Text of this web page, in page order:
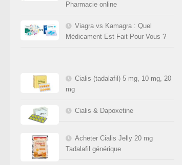
Pharmacie online
Viagra vs Kamagra : Quel
Médicament Est Fait Pour Vous ?
Cialis (tadalafil) 5 mg, 10 mg, 20
mg
Cialis & Dapoxetine
Acheter Cialis Jelly 20 mg
Tadalafil générique